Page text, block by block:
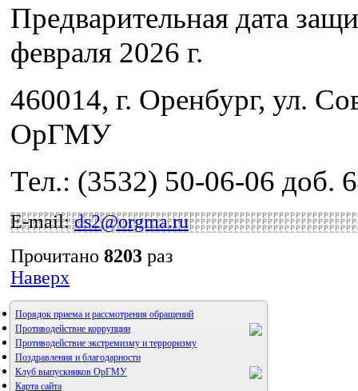
Предварительная дата
февраля 2026 г.
460014, г. Оренбург, ул.
ОрГМУ
Тел.: (3532) 50-06-06 доб.
E-mail:ds2@orgma.ru
Прочитано 8203 раз
Наверх
Порядок приема и рассмотрения обращений
Противодействие коррупции
Противодействие экстремизму и терроризму
Поздравления и благодарности
Клуб выпускников ОрГМУ
Карта сайта